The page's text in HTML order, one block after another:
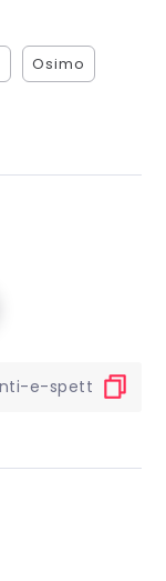
Osimo